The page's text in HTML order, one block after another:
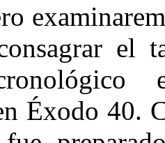
el
Éxodo 40.